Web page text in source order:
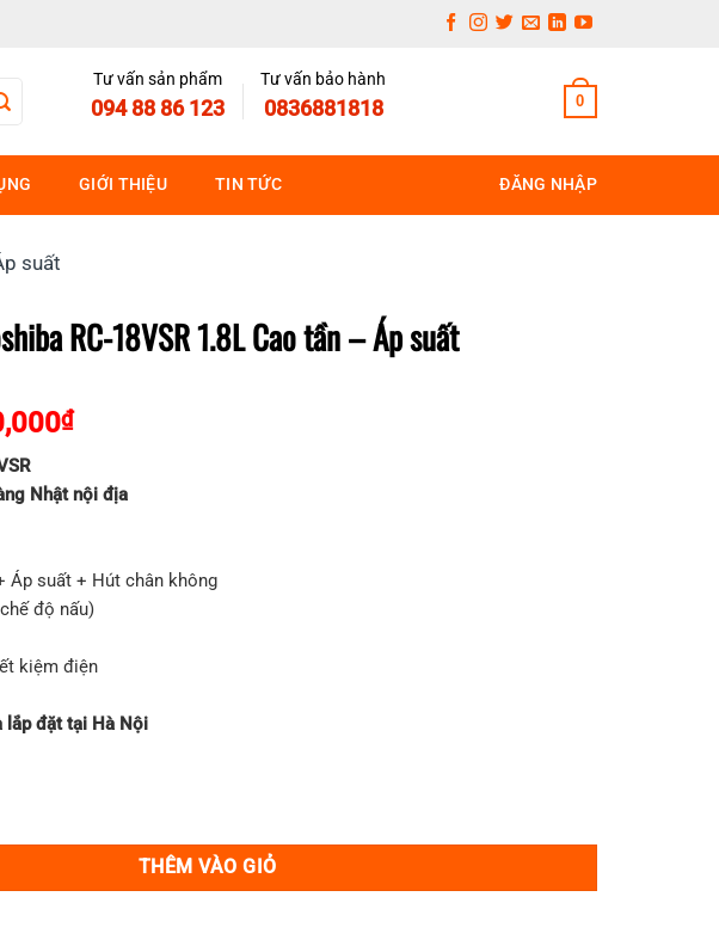
Tư vấn sản phẩm
094 88 86 123
Tư vấn bảo hành
0836881818 0
GIỚI THIỆU TIN TỨC ĐĂNG NHẬP
suất
RC-18VSR 1.8L Cao tần – Áp suất
₫Giá
tại
là:
Nhật nội địa
Áp suất + Hút chân không
độ nấu)
kiệm điện
lắp đặt tại Hà Nội
18VSR 1.8L Cao tần – Áp suất số lượng
THÊM VÀO GIỎ